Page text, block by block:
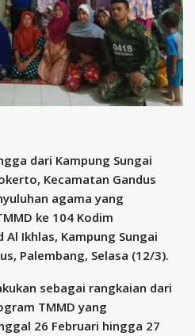
dari Kampung Sungai
Kecamatan Gandus
agama yang
ke 104 Kodim
Ikhlas, Kampung Sungai
Palembang, Selasa (12/3).
sebagai rangkaian dari
TMMD yang
26 Februari hingga 27